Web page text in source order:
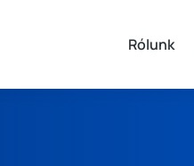
Rólunk